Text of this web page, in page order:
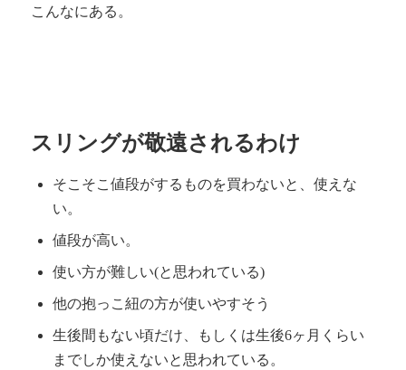
こんなにある。
スリングが敬遠されるわけ
そこそこ値段がするものを買わないと、使えな
い。
値段が高い。
使い方が難しい(と思われている)
他の抱っこ紐の方が使いやすそう
生後間もない頃だけ、もしくは生後6ヶ月くらい
までしか使えないと思われている。